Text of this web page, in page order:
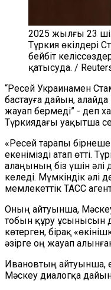
2025 жылғы 23
Түркия өкілдері
бейбіт
қатысуда. /
“Ресей Украинамен
бастауға дайын,
жауап бермеді” - деп
Түркиядағы уақытша
«Ресей тарапы
екенімізді атап өтті.
алаңының біз үшін әлі
келеді. Мүмкіндік әлі
мемлекеттік ТАСС
Оның айтуынша,
тобын құру ұсынысын
көтерген, бірақ
әзірге оң жауап
Ивановтың айтуынша,
Мәскеу диалогқа